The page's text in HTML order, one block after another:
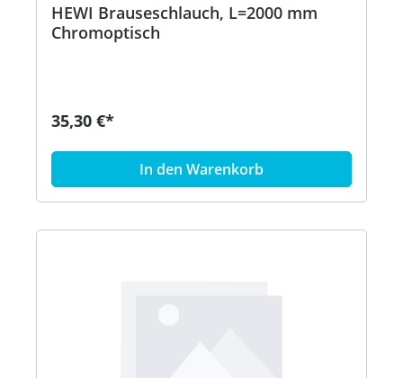
HEWI Brauseschlauch, L=2000 mm
Chromoptisch
35,30 €*
In den Warenkorb